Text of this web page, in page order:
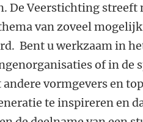
De Veerstichting streeft
van zoveel
Bent u werkzaam in
of in
vormgevers en
te inspireren en